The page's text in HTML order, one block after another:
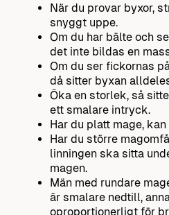
När du provar byxor,
snyggt uppe.
Om du har bälte och
det inte bildas en
Om du ser fickornas
då sitter byxan
Öka en storlek, så
ett smalare intryck.
Har du platt mage,
Har du större
linningen ska sitta
magen.
Män med rundare
är smalare nedtill,
oproportionerligt för